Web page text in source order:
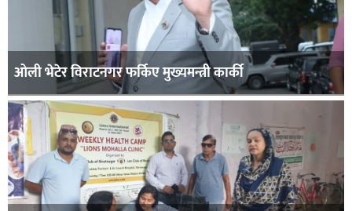
ओली भेटेर विराटनगर फर्किए मुख्यमन्त्री कार्की